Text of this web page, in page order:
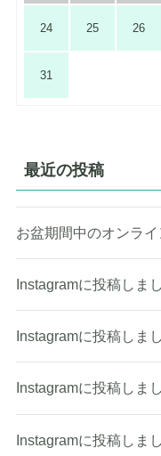
24 25 26
31
最近の投稿
お盆期間中のオンラ
Instagramに投稿しま
Instagramに投稿しま
Instagramに投稿しま
Instagramに投稿しま